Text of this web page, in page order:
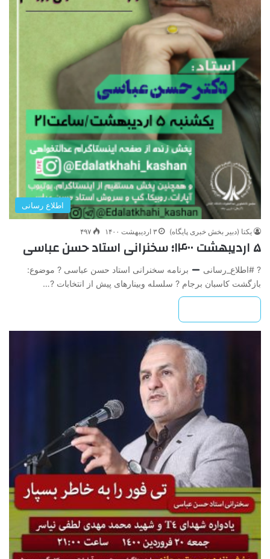
اطلاع رسانی
یکتا (دبیر بخش خبری پایگاه) ۳ اردیبهشت ۱۴۰۰ ۴۹۷
۵ اردیبهشت ۱۴۰۰؛ سخنرانی استاد حسن عباسی
? #اطلاع_رسانی
برنامه سخنرانی استاد حسن عباسی ? موضوع:
بازگشت کاسبان برجام ? سلسله وبینارهای پیش از انتخابات ?…